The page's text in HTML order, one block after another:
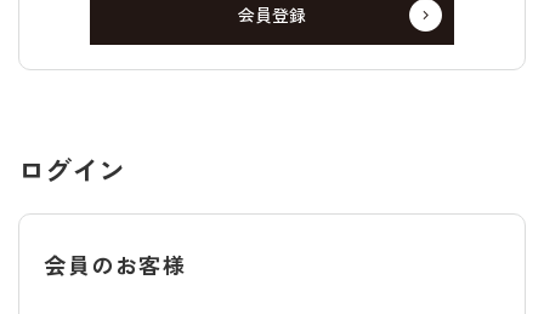
会員登録
ログイン
会員のお客様